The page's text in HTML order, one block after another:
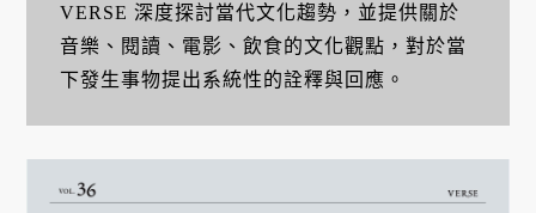
VERSE 深度探討當代文化趨勢，並提供關於
音樂、閱讀、電影、飲食的文化觀點，對於當
下發生事物提出系統性的詮釋與回應。